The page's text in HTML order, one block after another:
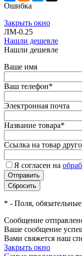
Ошибка
Закрыть окно
ЛМ-0.25
Нашли дешевле
Нашли дешевле
Ваше имя
Ваш телефон*
Электронная почта
Название товара*
Ссылка на товар
Я согласен на
* - Поля,
Сообщение
Ваше сообщение
Вами свяжется наш
Закрыть окно